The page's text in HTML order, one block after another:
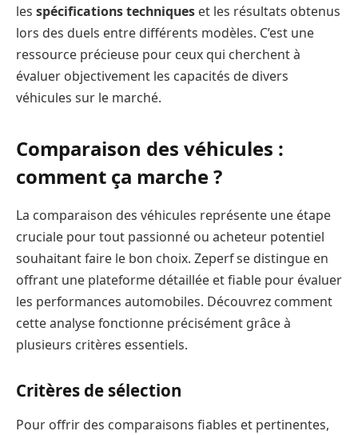
les spécifications techniques et les résultats obtenus
lors des duels entre différents modèles. C’est une
ressource précieuse pour ceux qui cherchent à
évaluer objectivement les capacités de divers
véhicules sur le marché.
Comparaison des véhicules :
comment ça marche ?
La comparaison des véhicules représente une étape
cruciale pour tout passionné ou acheteur potentiel
souhaitant faire le bon choix. Zeperf se distingue en
offrant une plateforme détaillée et fiable pour évaluer
les performances automobiles. Découvrez comment
cette analyse fonctionne précisément grâce à
plusieurs critères essentiels.
Critères de sélection
Pour offrir des comparaisons fiables et pertinentes,